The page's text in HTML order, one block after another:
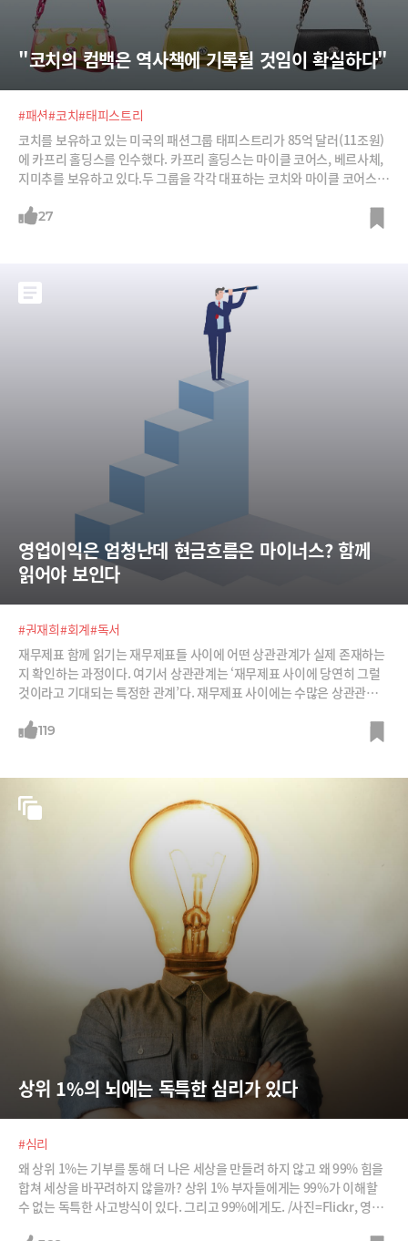
"코치의 컴백은 역사책에 기록될 것임이 확실하다"
#패션#코치#태피스트리
코치를 보유하고 있는 미국의 패션그룹 태피스트리가 85억 달러(11조원)
에 카프리 홀딩스를 인수했다. 카프리 홀딩스는 마이클 코어스, 베르사체,
지미추를 보유하고 있다.두 그룹을 각각 대표하는 코치와 마이클 코어스는
이다. 그러면서 비슷한 전철을 밟아왔다.① 한때는 명품 대접을 받다가 상
인식 때문에 젊은 소비자들의 외면을 받았다.그런데 현재 두 브랜드의 상
황은 정반대다. 2023년 1분기 마이클 코어스의 매출은 전년 대비 10.9%
감소한 9억1000만달러인 반면 코치는 7% 증가한 11억4000만달러.특히
마이클 코어스는 여전히 외면받고 있지만 Y2K(2000년대) 유행을 등에 업
27
영업이익은 엄청난데 현금흐름은 마이너스? 함께
읽어야 보인다
#권재희#회계#독서
재무제표 함께 읽기는 재무제표들 사이에 어떤 상관관계가 실제 존재하는
지 확인하는 과정이다. 여기서 상관관계는 ‘재무제표 사이에 당연히 그럴
것이라고 기대되는 특정한 관계’다. 재무제표 사이에는 수많은 상관관계가
도 자연스럽게 자신만의 ‘재무제표 함께 읽는 법’을 찾을 수 있을 것이다.1.
119
상위 1%의 뇌에는 독특한 심리가 있다
#심리
왜 상위 1%는 기부를 통해 더 나은 세상을 만들려 하지 않고 왜 99% 힘을
합쳐 세상을 바꾸려하지 않을까? 상위 1% 부자들에게는 99%가 이해할
수 없는 독특한 사고방식이 있다. 그리고 99%에게도. /사진=Flickr, 영화